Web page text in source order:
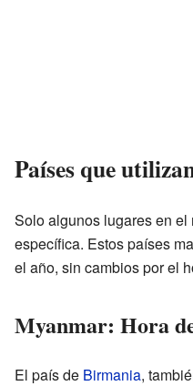
Países que
Solo algunos lugares en el
específica. Estos países
el año, sin cambios por el
Myanmar: Hora
El país de Birmania,